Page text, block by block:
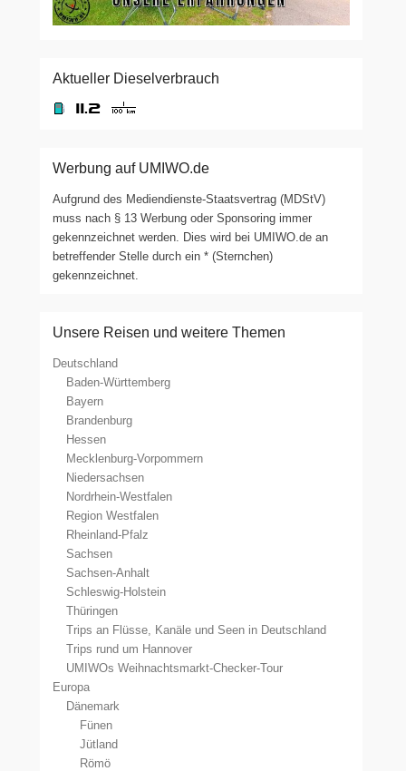
Aktueller Dieselverbrauch
Werbung auf UMIWO.de
Aufgrund des Mediendienste-Staatsvertrag (MDStV)
muss nach § 13 Werbung oder Sponsoring immer
gekennzeichnet werden. Dies wird bei UMIWO.de an
betreffender Stelle durch ein * (Sternchen)
gekennzeichnet.
Unsere Reisen und weitere Themen
Deutschland
Baden-Württemberg
Bayern
Brandenburg
Hessen
Mecklenburg-Vorpommern
Niedersachsen
Nordrhein-Westfalen
Region Westfalen
Rheinland-Pfalz
Sachsen
Sachsen-Anhalt
Schleswig-Holstein
Thüringen
Trips an Flüsse, Kanäle und Seen in Deutschland
Trips rund um Hannover
UMIWOs Weihnachtsmarkt-Checker-Tour
Europa
Dänemark
Fünen
Jütland
Römö